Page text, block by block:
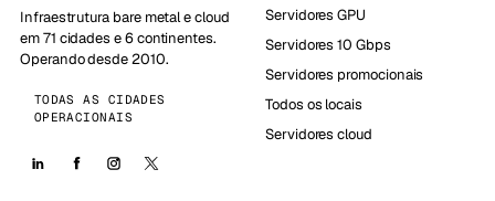
Infraestrutura bare metal e cloud
em 71 cidades e 6 continentes.
Operando desde 2010.
TODAS AS CIDADES
OPERACIONAIS
Servidores GPU
Servidores 10 Gbps
Servidores promocionais
Todos os locais
Servidores cloud